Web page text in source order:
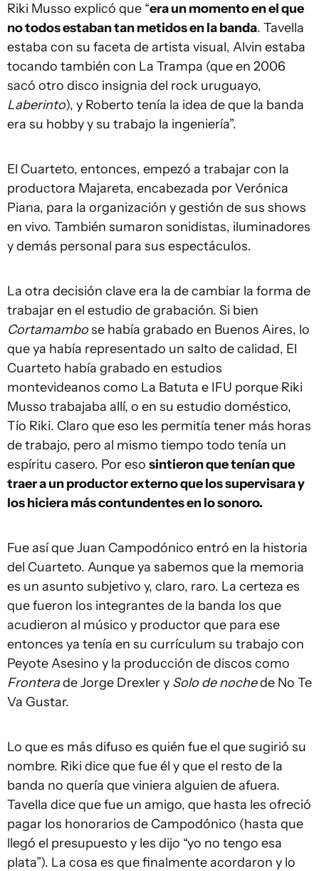
Riki Musso explicó que “era un momento en el que
no todos estaban tan metidos en la banda. Tavella
estaba con su faceta de artista visual, Alvin estaba
tocando también con La Trampa (que en 2006
sacó otro disco insignia del rock uruguayo,
Laberinto), y Roberto tenía la idea de que la banda
era su hobby y su trabajo la ingeniería”.
El Cuarteto, entonces, empezó a trabajar con la
productora Majareta, encabezada por Verónica
Piana, para la organización y gestión de sus shows
en vivo. También sumaron sonidistas, iluminadores
y demás personal para sus espectáculos.
La otra decisión clave era la de cambiar la forma de
trabajar en el estudio de grabación. Si bien
Cortamambose había grabado en Buenos Aires, lo
que ya había representado un salto de calidad, El
Cuarteto había grabado en estudios
montevideanos como La Batuta e IFU porque Riki
Musso trabajaba allí, o en su estudio doméstico,
Tío Riki. Claro que eso les permitía tener más horas
de trabajo, pero al mismo tiempo todo tenía un
espíritu casero. Por eso sintieron que tenían que
traer a un productor externo que los supervisara y
los hiciera más contundentes en lo sonoro.
Fue así que Juan Campodónico entró en la historia
del Cuarteto. Aunque ya sabemos que la memoria
es un asunto subjetivo y, claro, raro. La certeza es
que fueron los integrantes de la banda los que
acudieron al músico y productor que para ese
entonces ya tenía en su currículum su trabajo con
Peyote Asesino y la producción de discos como
Fronterade Jorge Drexler y Solo de nochede No Te
Va Gustar.
Lo que es más difuso es quién fue el que sugirió su
nombre. Riki dice que fue él y que el resto de la
banda no quería que viniera alguien de afuera.
Tavella dice que fue un amigo, que hasta les ofreció
pagar los honorarios de Campodónico (hasta que
llegó el presupuesto y les dijo “yo no tengo esa
plata”). La cosa es que finalmente acordaron y lo